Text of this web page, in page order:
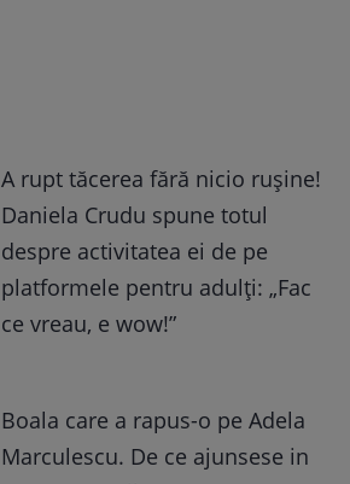
A rupt tăcerea fără nicio rușine!
Daniela Crudu spune totul
despre activitatea ei de pe
platformele pentru adulți: „Fac
ce vreau, e wow!”
Boala care a rapus-o pe Adela
Marculescu. De ce ajunsese in